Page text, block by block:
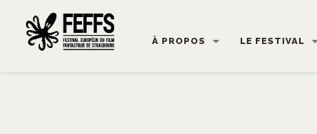
À PROPOS LE FESTIVAL